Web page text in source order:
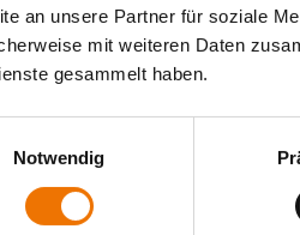
an unsere Partner für soziale
mit weiteren Daten
gesammelt haben.
Notwendig
2281